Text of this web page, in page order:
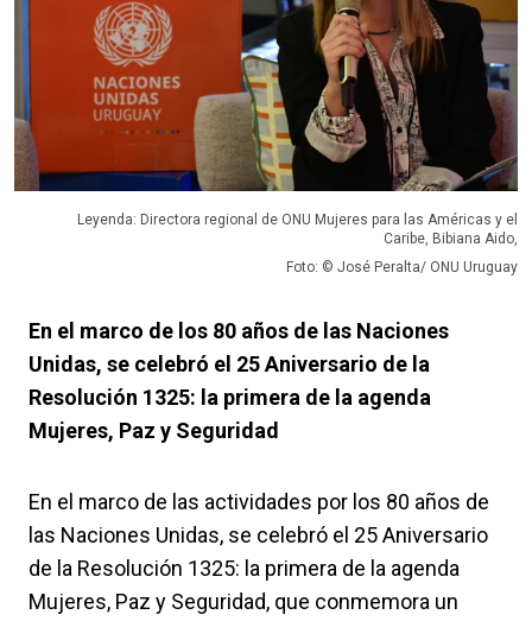
Leyenda: Directora regional de ONU Mujeres para las Américas y el
Caribe, Bibiana Aido,
Foto: © José Peralta/ ONU Uruguay
En el marco de los 80 años de las Naciones
Unidas, se celebró el 25 Aniversario de la
Resolución 1325: la primera de la agenda
Mujeres, Paz y Seguridad
En el marco de las actividades por los 80 años de
las Naciones Unidas, se celebró el 25 Aniversario
de la Resolución 1325: la primera de la agenda
Mujeres, Paz y Seguridad, que conmemora un